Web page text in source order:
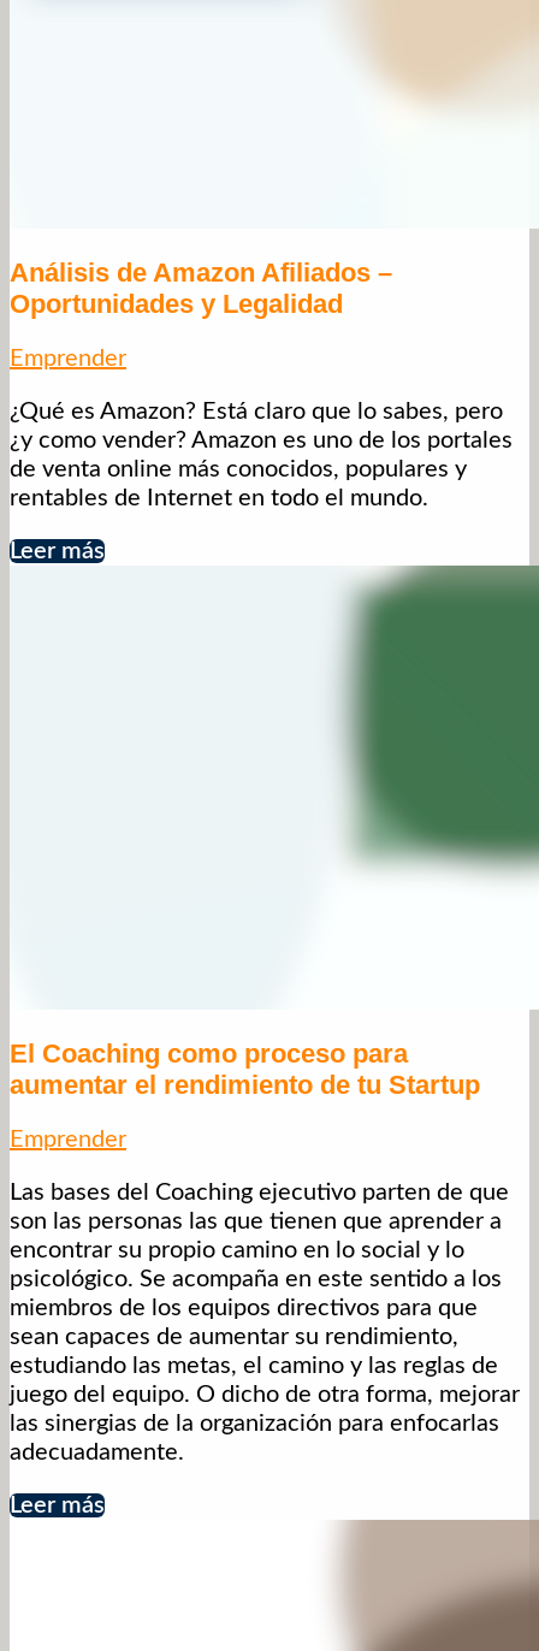
Análisis de Amazon Afiliados –
Oportunidades y Legalidad
Emprender
¿Qué es Amazon? Está claro que lo sabes, pero
¿y como vender? Amazon es uno de los portales
de venta online más conocidos, populares y
rentables de Internet en todo el mundo.
Leer más
El Coaching como proceso para
aumentar el rendimiento de tu Startup
Emprender
Las bases del Coaching ejecutivo parten de que
son las personas las que tienen que aprender a
encontrar su propio camino en lo social y lo
psicológico. Se acompaña en este sentido a los
miembros de los equipos directivos para que
sean capaces de aumentar su rendimiento,
estudiando las metas, el camino y las reglas de
juego del equipo. O dicho de otra forma, mejorar
las sinergias de la organización para enfocarlas
adecuadamente.
Leer más